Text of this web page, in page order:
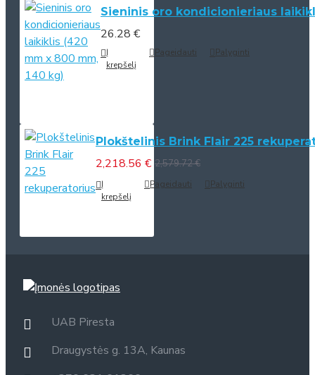
Sieninis oro kondicionieriaus
26.28 €
Į
krepšelį
Pageidauti Palyginti
Plokštelinis Brink Flair 225
2,218.56 € 2,579.72 €
Į
krepšelį
Pageidauti Palyginti
UAB Piresta
Draugystės g. 13A, Kaunas